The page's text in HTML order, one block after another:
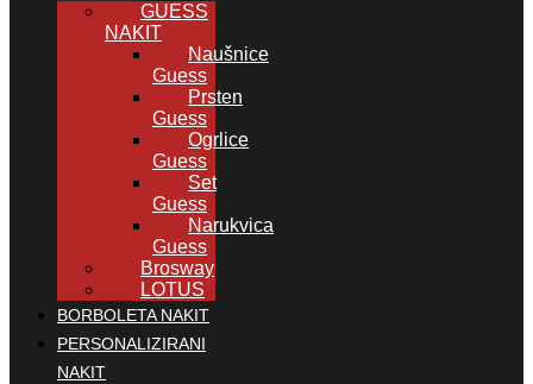
GUESS
NAKIT
Naušnice
Guess
Prsten
Guess
Ogrlice
Guess
Set
Guess
Narukvica
Guess
Brosway
LOTUS
BORBOLETA NAKIT
PERSONALIZIRANI
NAKIT